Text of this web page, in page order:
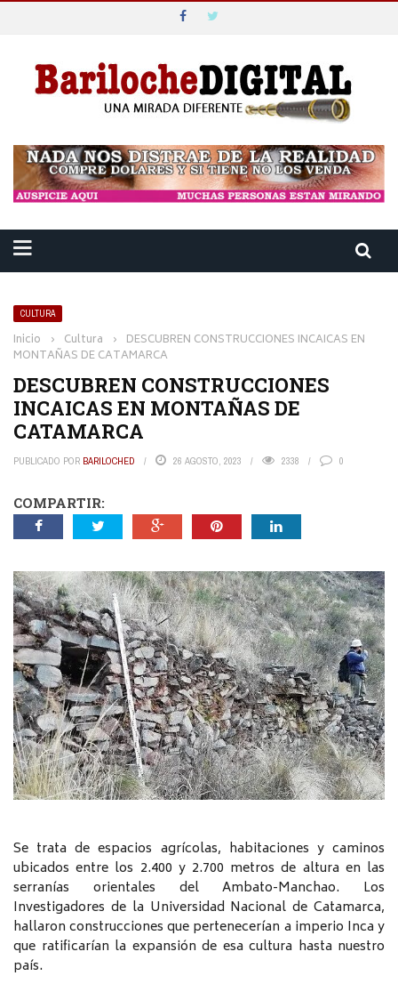
CULTURA
Inicio › Cultura › DESCUBREN CONSTRUCCIONES INCAICAS EN
MONTAÑAS DE CATAMARCA
DESCUBREN CONSTRUCCIONES
INCAICAS EN MONTAÑAS DE
CATAMARCA
PUBLICADO POR BARILOCHED 26 AGOSTO, 2023 2338 0
COMPARTIR:
Se trata de espacios agrícolas, habitaciones y caminos
ubicados entre los 2.400 y 2.700 metros de altura en las
serranías orientales del Ambato-Manchao. Los
Investigadores de la Universidad Nacional de Catamarca,
hallaron construcciones que pertenecerían a imperio Inca y
que ratificarían la expansión de esa cultura hasta nuestro
país.